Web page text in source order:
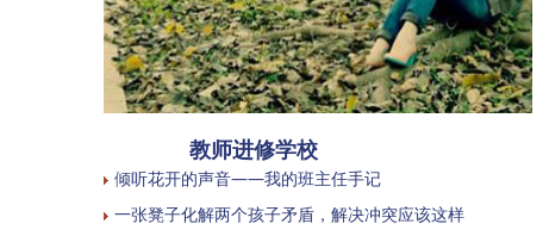
教师进修学校
倾听花开的声音——我的班主任手记
一张凳子化解两个孩子矛盾，解决冲突应该这样